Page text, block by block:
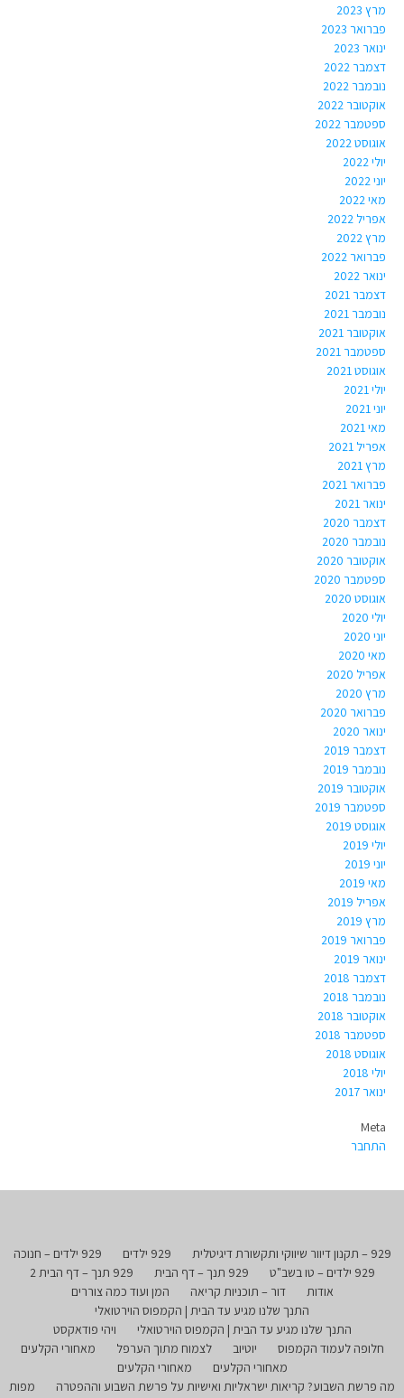
מרץ 2023
פברואר 2023
ינואר 2023
דצמבר 2022
נובמבר 2022
אוקטובר 2022
ספטמבר 2022
אוגוסט 2022
יולי 2022
יוני 2022
מאי 2022
אפריל 2022
מרץ 2022
פברואר 2022
ינואר 2022
דצמבר 2021
נובמבר 2021
אוקטובר 2021
ספטמבר 2021
אוגוסט 2021
יולי 2021
יוני 2021
מאי 2021
אפריל 2021
מרץ 2021
פברואר 2021
ינואר 2021
דצמבר 2020
נובמבר 2020
אוקטובר 2020
ספטמבר 2020
אוגוסט 2020
יולי 2020
יוני 2020
מאי 2020
אפריל 2020
מרץ 2020
פברואר 2020
ינואר 2020
דצמבר 2019
נובמבר 2019
אוקטובר 2019
ספטמבר 2019
אוגוסט 2019
יולי 2019
יוני 2019
מאי 2019
אפריל 2019
מרץ 2019
פברואר 2019
ינואר 2019
דצמבר 2018
נובמבר 2018
אוקטובר 2018
ספטמבר 2018
אוגוסט 2018
יולי 2018
ינואר 2017
Meta
התחבר
929 – תקנון דיוור שיווקי ותקשורת דיגיטלית 929 ילדים
929 ילדים – חנוכה
929 ילדים – טו בשב"ט
929 תנך – דף הבית
929 תנך – דף הבית 2
אודות
דור – תוכניות קריאה
המן ועוד כמה צוררים
התנך שלנו מגיע עד הבית | הקמפוס הוירטואלי
התנך שלנו מגיע עד הבית | הקמפוס הוירטואלי
ויהי פודאקסט
חלופה לעמוד הקמפוס
יוטיוב לצמוח מתוך הערפל
מאחורי הקלעים
מאחורי הקלעים
מאחורי הקלעים
מה פרשת השבוע? קריאות ישראליות ואישיות על פרשת השבוע וההפטרה
מפות